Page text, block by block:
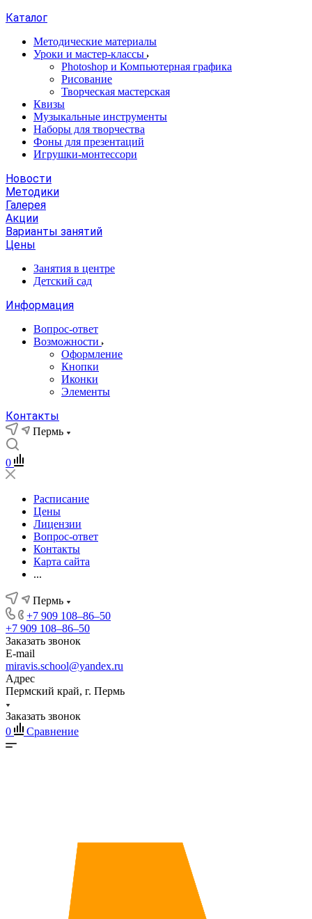
Каталог
Методические материалы
Уроки и мастер-классы
Photoshop и Компьютерная графика
Рисование
Творческая мастерская
Квизы
Музыкальные инструменты
Наборы для творчества
Фоны для презентаций
Игрушки-монтессори
Новости
Методики
Галерея
Акции
Варианты занятий
Цены
Занятия в центре
Детский сад
Информация
Вопрос-ответ
Возможности
Оформление
Кнопки
Иконки
Элементы
Контакты
Пермь
0
Расписание
Цены
Лицензии
Вопрос-ответ
Контакты
Карта сайта
...
Пермь
+7 909 108‒86‒50
+7 909 108‒86‒50
Заказать звонок
E-mail
miravis.school@yandex.ru
Адрес
Пермский край, г. Пермь
Заказать звонок
0
Сравнение